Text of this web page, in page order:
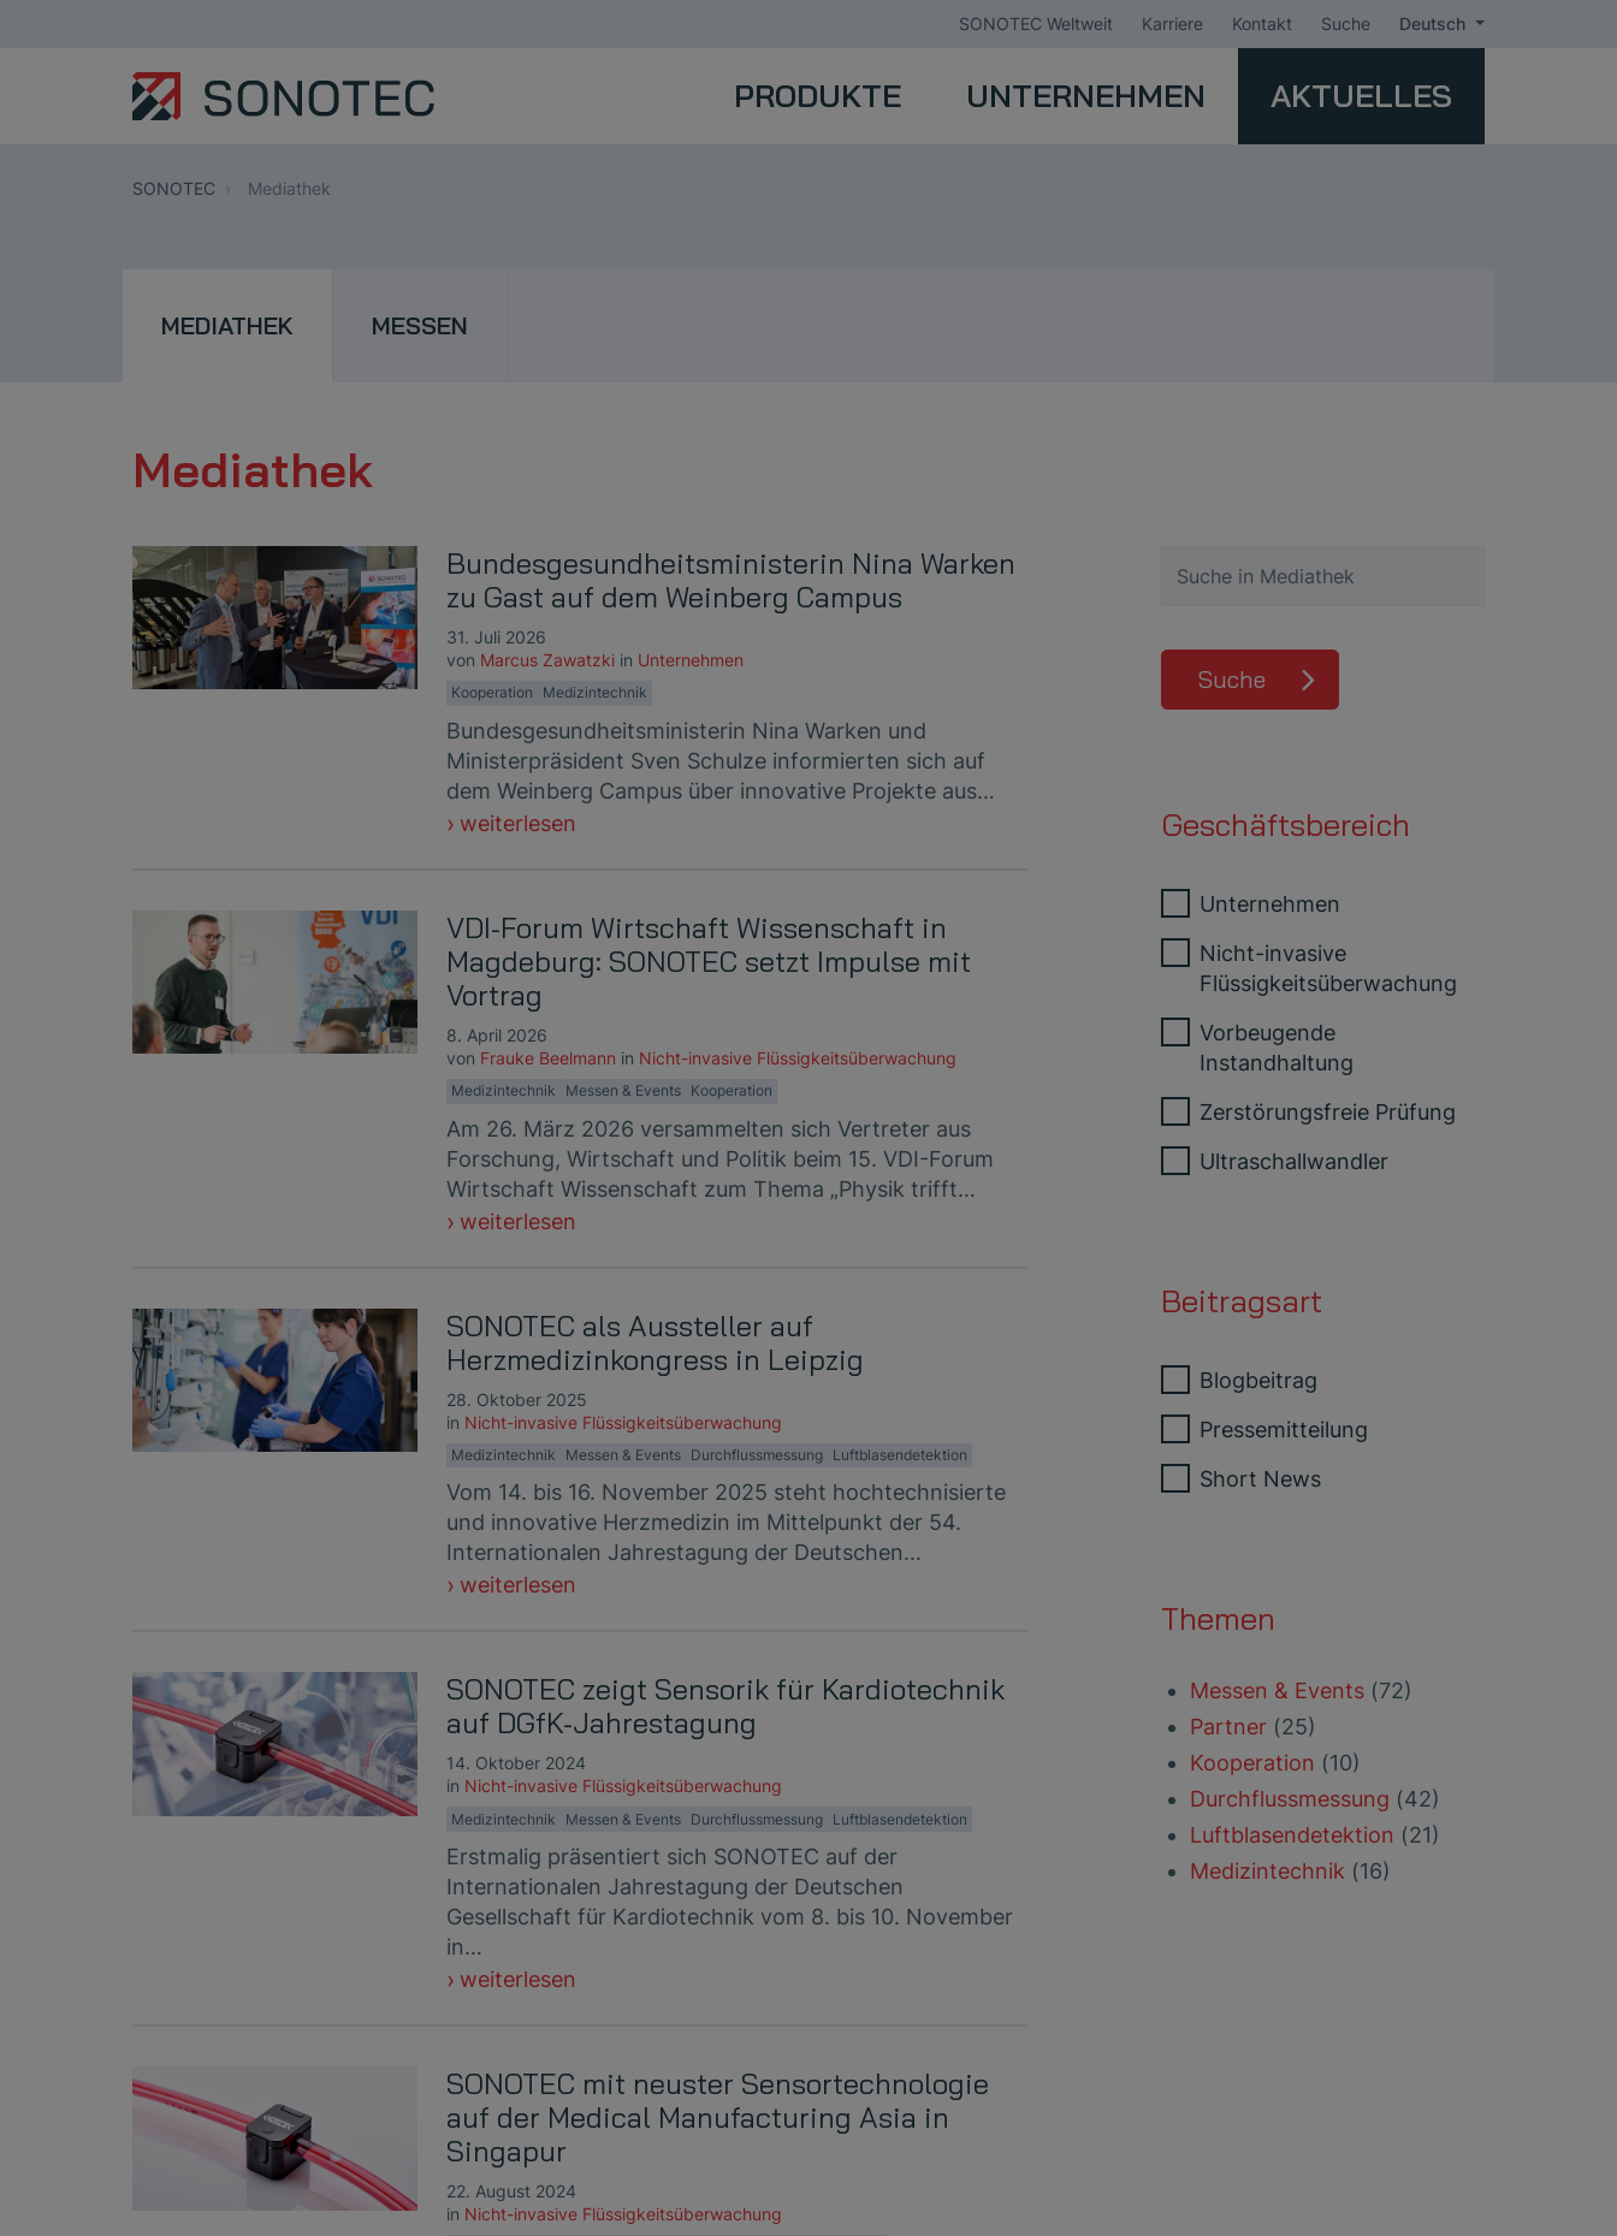
SONOTEC Weltweit Karriere Kontakt Suche Deutsch
PRODUKTE UNTERNEHMEN AKTUELLES
SONOTEC Mediathek
MEDIATHEK MESSEN
Mediathek
Bundesgesundheitsministerin Nina Warken
zu Gast auf dem Weinberg Campus
31. Juli 2026
von Marcus Zawatzki in Unternehmen
Kooperation Medizintechnik
Bundesgesundheitsministerin Nina Warken und
Ministerpräsident Sven Schulze informierten sich auf
dem Weinberg Campus über innovative Projekte aus…
weiterlesen
VDI-Forum Wirtschaft Wissenschaft in
Magdeburg: SONOTEC setzt Impulse mit
Vortrag
8. April 2026
von Frauke Beelmann in Nicht-invasive Flüssigkeitsüberwachung
Medizintechnik Messen & Events Kooperation
Am 26. März 2026 versammelten sich Vertreter aus
Forschung, Wirtschaft und Politik beim 15. VDI-Forum
Wirtschaft Wissenschaft zum Thema „Physik trifft…
weiterlesen
SONOTEC als Aussteller auf
Herzmedizinkongress in Leipzig
28. Oktober 2025
in Nicht-invasive Flüssigkeitsüberwachung
Medizintechnik Messen & Events Durchflussmessung Luftblasendetektion
Vom 14. bis 16. November 2025 steht hochtechnisierte
und innovative Herzmedizin im Mittelpunkt der 54.
Internationalen Jahrestagung der Deutschen…
weiterlesen
SONOTEC zeigt Sensorik für Kardiotechnik
auf DGfK-Jahrestagung
14. Oktober 2024
in Nicht-invasive Flüssigkeitsüberwachung
Medizintechnik Messen & Events Durchflussmessung Luftblasendetektion
Erstmalig präsentiert sich SONOTEC auf der
Internationalen Jahrestagung der Deutschen
Gesellschaft für Kardiotechnik vom 8. bis 10. November
in…
weiterlesen
SONOTEC mit neuster Sensortechnologie
auf der Medical Manufacturing Asia in
Singapur
22. August 2024
in Nicht-invasive Flüssigkeitsüberwachung
Suche
Geschäftsbereich
Unternehmen
Nicht-invasive
Flüssigkeitsüberwachung
Vorbeugende
Instandhaltung
Zerstörungsfreie Prüfung
Ultraschallwandler
Beitragsart
Blogbeitrag
Pressemitteilung
Short News
Themen
Messen & Events (72)
Partner (25)
Kooperation (10)
Durchflussmessung (42)
Luftblasendetektion (21)
Medizintechnik (16)